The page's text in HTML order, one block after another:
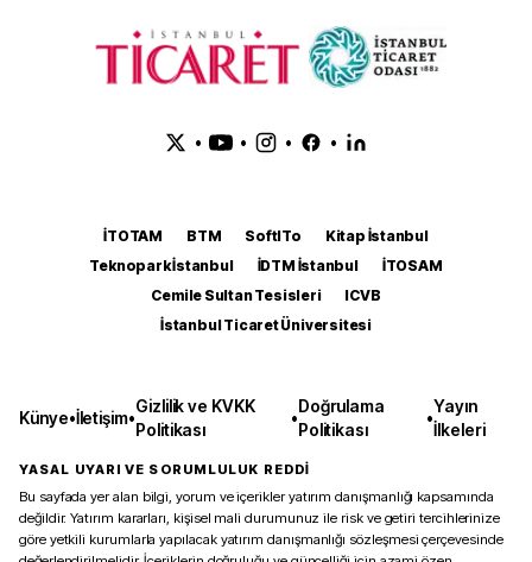
• • • •
İTOTAM BTM SoftITo
Kitap İstanbul
Teknopark İstanbul
İDTM İstanbul
İTOSAM
Cemile Sultan Tesisleri
ICVB
İstanbul Ticaret Üniversitesi
Künye•İletişim•
Gizlilik ve KVKK
Politikası
•
Doğrulama
Politikası
•
Yayın
İlkeleri
YASAL UYARI VE SORUMLULUK REDDİ
Bu sayfada yer alan bilgi, yorum ve içerikler yatırım danışmanlığı kapsamında
değildir. Yatırım kararları, kişisel mali durumunuz ile risk ve getiri tercihlerinize
göre yetkili kurumlarla yapılacak yatırım danışmanlığı sözleşmesi çerçevesinde